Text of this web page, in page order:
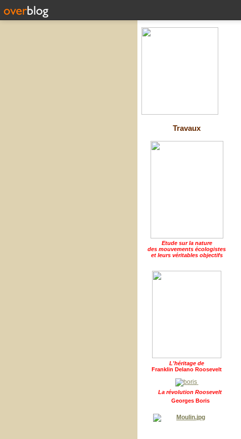
Travaux
Etude sur la nature
des mouvements écologistes
et leurs véritables objectifs
L'héritage de
Franklin Delano Roosevelt
La révolution Roosevelt
Georges Boris